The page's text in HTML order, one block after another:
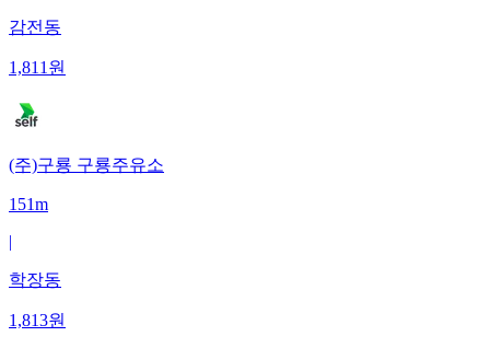
감전동
1,811원
(주)구룡 구룡주유소
151m
|
학장동
1,813원